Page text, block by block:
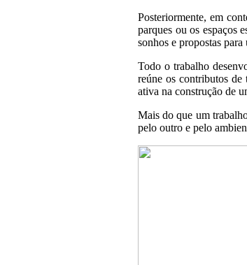
Posteriormente, em
parques ou os espaços
sonhos e propostas
Todo o trabalho
reúne os contributos de
ativa na construção de
Mais do que um
pelo outro e pelo